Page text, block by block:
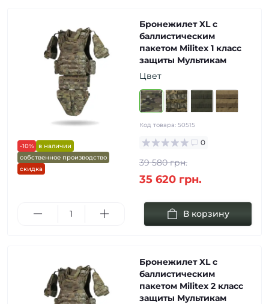
-10%
в наличии
собственное производство
скидка
Бронежилет XL с
баллистическим
пакетом Militex 1 класс
защиты Мультикам
Цвет
Код товара: 50515
0
39 580 грн.
35 620 грн.
В корзину
Бронежилет XL с
баллистическим
пакетом Militex 2 класс
защиты Мультикам